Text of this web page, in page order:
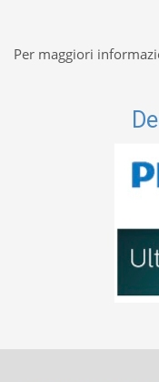
Per maggiori